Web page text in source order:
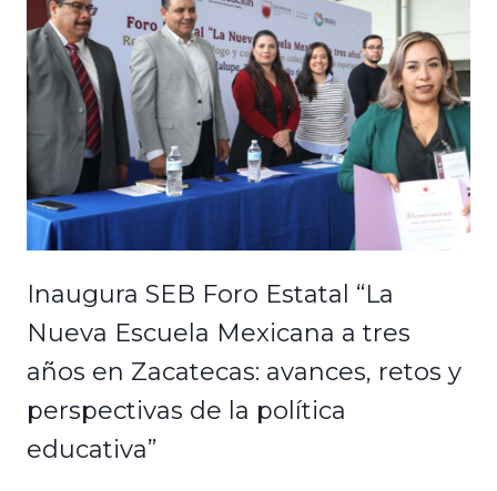
Inaugura SEB Foro Estatal “La
Nueva Escuela Mexicana a tres
años en Zacatecas: avances, retos y
perspectivas de la política
educativa”